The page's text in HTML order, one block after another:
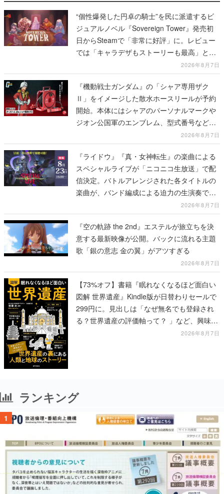
“個性爆発した円卓の騎士”を民に派遣するビ
ジュアルノベル『Sovereign Tower』発売初
日からSteamで「非常に好評」に。レビュー
では「キャラデザもストーリーも最高」と称
2026年8月7日
『機動戦士ガンダム』の「シャア専用ザク
Ⅱ」をイメージした散水ホースリールが予約
開始。本体にはシャアのパーソナルマークや
ジオン公国軍のエンブレム、型式番号などを
2026年8月7日
『ライドウ』『真・女神転生』の楽曲による
スペシャルライブが「ニコニコ生放送」で配
信決定。バトルアレンジされた各タイトルの
楽曲が、バンド編成による迫力の生演奏で披
露、冒頭部分は“無料”で視聴できる2026年8月7日
『空の軌跡 the 2nd』エステルが旅立ちを決
意する最新映像が公開。バックに流れる主題
歌「銀の意志 金の翼」がアツすぎる
2026年8月7日
【73%オフ】書籍『眠れなくなるほど面白い
図解 世界遺産』Kindle版が日替わりセールで
299円に。見出しは「なぜ無名でも登録され
る？世界遺産の評価軸って？ 」など、興味を
2026年8月7日
ランキング
1